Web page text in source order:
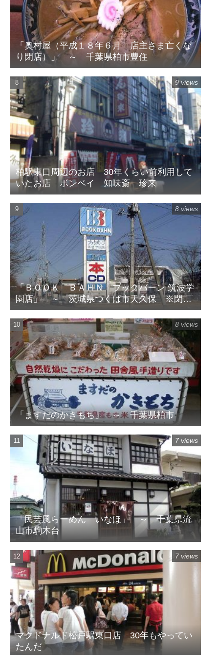
「奥村屋（平成１８年６月 店主さま亡くな
り閉店）」 ～ 千葉県柏市豊住
柏駅東口周辺のお店 30年くらい前利用して
いたお店 ボンベイ 知味斎 珍来
9 views
「ＢＯＯＫ ＢＡＨＮ ブックバーン 筑波学
園店」 ～ 茨城県つくば市天久保 ※閉店
してます
8 views
「ますだのかきもち」 ～ 千葉県柏市
8 views
「民芸風らーめん いなほ」 ～ 千葉県流
山市駒木台
7 views
マクドナルド松戸駅東口店 30年もやってい
たんだ
7 views